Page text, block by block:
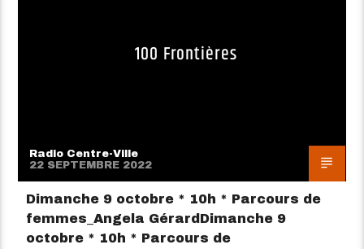
100 Frontières
Radio Centre-Ville
22 SEPTEMBRE 2022
Dimanche 9 octobre * 10h * Parcours de
femmes_Angela GérardDimanche 9
octobre * 10h * Parcours de